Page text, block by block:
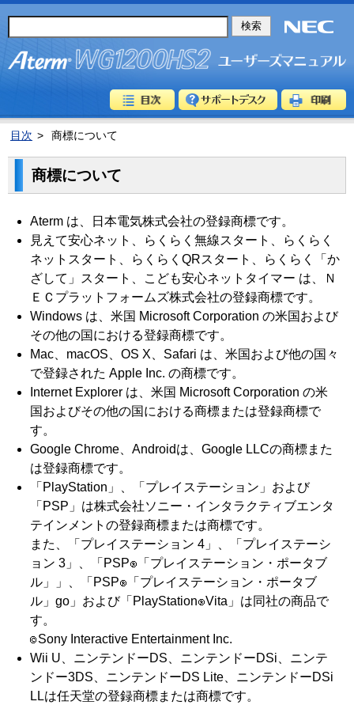
目次 > 商標について
商標について
Aterm は、日本電気株式会社の登録商標です。
見えて安心ネット、らくらく無線スタート、らくらく
ネットスタート、らくらくQRスタート、らくらく「か
ざして」スタート、こども安心ネットタイマー は、Ｎ
ＥＣプラットフォームズ株式会社の登録商標です。
Windows は、米国 Microsoft Corporation の米国および
その他の国における登録商標です。
Mac、macOS、OS X、Safari は、米国および他の国々
で登録された Apple Inc. の商標です。
Internet Explorer は、米国 Microsoft Corporation の米
国およびその他の国における商標または登録商標で
す。
Google Chrome、Androidは、Google LLCの商標また
は登録商標です。
「PlayStation」、「プレイステーション」および
「PSP」は株式会社ソニー・インタラクティブエンタ
テインメントの登録商標または商標です。
また、「プレイステーション 4」、「プレイステーシ
ョン 3」、「PSP
「プレイステーション・ポータブ
ル」」、「PSP
「プレイステーション・ポータブ
ル」go」および「PlayStation
Vita」は同社の商品で
す。
Sony Interactive Entertainment Inc.
Wii U、ニンテンドーDS、ニンテンドーDSi、ニンテ
ンドー3DS、ニンテンドーDS Lite、ニンテンドーDSi
LLは任天堂の登録商標または商標です。